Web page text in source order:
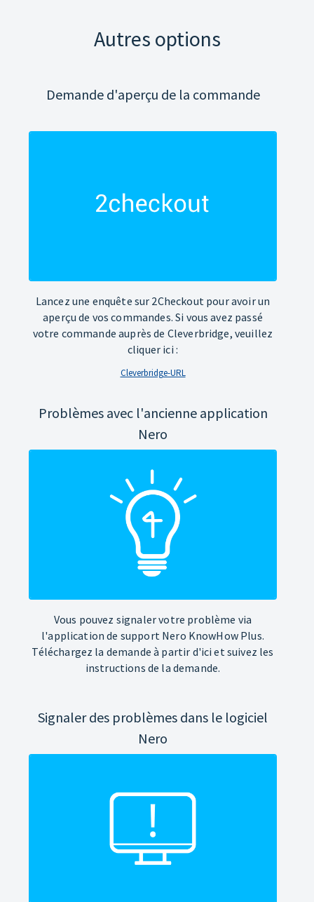
Autres options
Demande d'aperçu de la commande
Lancez une enquête sur 2Checkout pour avoir un
aperçu de vos commandes. Si vous avez passé
votre commande auprès de Cleverbridge, veuillez
cliquer ici :
Cleverbridge-URL
Problèmes avec l'ancienne application
Nero
Vous pouvez signaler votre problème via
l'application de support Nero KnowHow Plus.
Téléchargez la demande à partir d'ici et suivez les
instructions de la demande.
Signaler des problèmes dans le logiciel
Nero